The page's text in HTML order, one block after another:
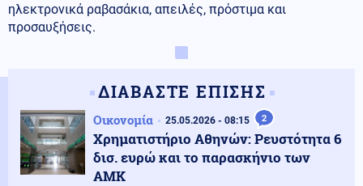
ηλεκτρονικά ραβασάκια, απειλές, πρόστιμα και
προσαυξήσεις.
ΔΙΑΒΑΣΤΕ ΕΠΙΣΗΣ
Οικονομία 25.05.2026 - 08:15 2
Χρηματιστήριο Αθηνών: Ρευστότητα 6
δισ. ευρώ και το παρασκήνιο των
ΑΜΚ